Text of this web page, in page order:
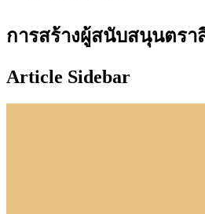
การสร้างผู้สนับสนุนตร
Article Sidebar